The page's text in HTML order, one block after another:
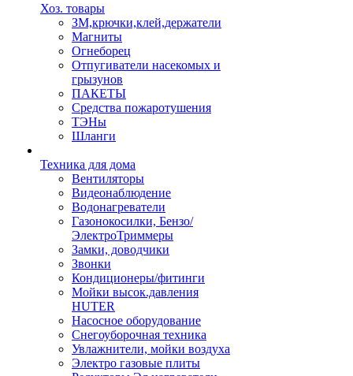
Хоз. товары
ЗМ,крючки,клей,держатели
Магниты
Огнеборец
Отпугиватели насекомых и
грызунов
ПАКЕТЫ
Средства пожаротушения
ТЭНы
Шланги
Техника для дома
Вентиляторы
Видеонаблюдение
Водонагреватели
Газонокосилки, Бензо/
ЭлектроТриммеры
Замки, доводчики
Звонки
Кондиционеры/фитинги
Мойки высок.давления
HUTER
Насосное оборудование
Снегоуборочная техника
Увлажнители, мойки воздуха
Электро газовые плиты